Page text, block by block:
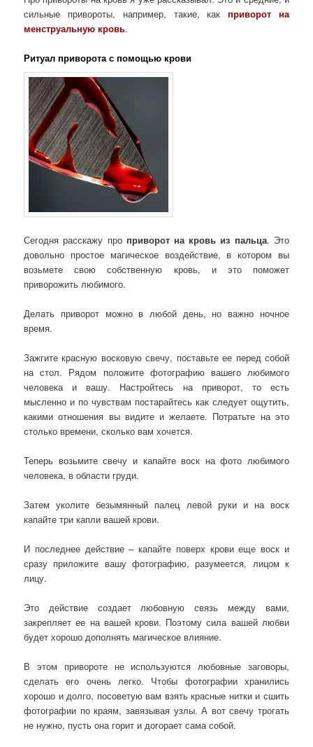
сильные привороты, например, такие, какприворот на
менструальную кровь.
Ритуал приворота с помощью крови
Сегодня расскажу про приворот на кровь из пальца. Это
довольно простое магическое воздействие, в котором вы
возьмете свою собственную кровь, и это поможет
приворожить любимого.
Делать приворот можно в любой день, но важно ночное
время.
Зажгите красную восковую свечу, поставьте ее перед собой
на стол. Рядом положите фотографию вашего любимого
человека и вашу. Настройтесь на приворот, то есть
мысленно и по чувствам постарайтесь как следует ощутить,
какими отношения вы видите и желаете. Потратьте на это
столько времени, сколько вам хочется.
Теперь возьмите свечу и капайте воск на фото любимого
человека, в области груди.
Затем уколите безымянный палец левой руки и на воск
капайте три капли вашей крови.
И последнее действие – капайте поверх крови еще воск и
сразу приложите вашу фотографию, разумеется, лицом к
лицу.
Это действие создает любовную связь между вами,
закрепляет ее на вашей крови. Поэтому сила вашей любви
будет хорошо дополнять магическое влияние.
В этом привороте не используются любовные заговоры,
сделать его очень легко. Чтобы фотографии хранились
хорошо и долго, посоветую вам взять красные нитки и сшить
фотографии по краям, завязывая узлы. А вот свечу трогать
не нужно, пусть она горит и догорает сама собой.